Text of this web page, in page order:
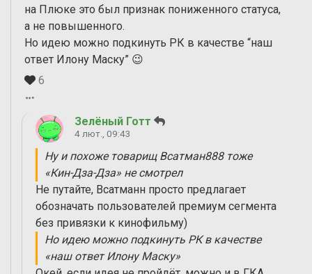
на Плюке это был признак пониженного статуса,
а не повышенного.
Но идею можно подкинуть РК в качестве “наш
ответ Илону Маску” 😉
6
Зелёный Готт
4 лют., 09:43
Ну и похоже товарищ Всатман888 тоже
«Кин-Дза-Дза» не смотрел
Не путайте, Всатманн просто предлагает
обозначать пользователей премиум сегмента
без привязки к кинофильму)
Но идею можно подкинуть РК в качестве
«наш ответ Илону Маску»